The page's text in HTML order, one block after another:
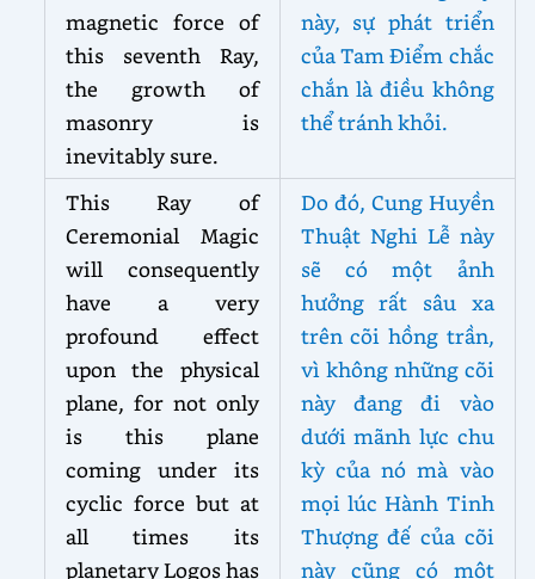
magnetic force of
this seventh Ray,
the growth of
masonry is
inevitably sure.
này, sự phát triển
của Tam Điểm chắc
chắn là điều không
thể tránh khỏi.
This Ray of
Ceremonial Magic
will consequently
have a very
profound effect
upon the physical
plane, for not only
is this plane
coming under its
cyclic force but at
all times its
planetary Logos has
Do đó, Cung Huyền
Thuật Nghi Lễ này
sẽ có một ảnh
hưởng rất sâu xa
trên cõi hồng trần,
vì không những cõi
này đang đi vào
dưới mãnh lực chu
kỳ của nó mà vào
mọi lúc Hành Tinh
Thượng đế của cõi
này cũng có một